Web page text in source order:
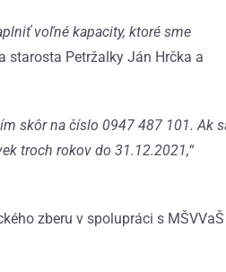
voľné kapacity, ktoré sme
starosta Petržalky Ján Hrčka a
skôr na číslo 0947 487 101. Ak
troch rokov do 31.12.2021,“
zberu v spolupráci s MŠVVaŠ